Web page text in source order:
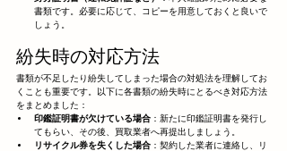
書類です。必要に応じて、コピーを用意しておくと良いで
しょう。
紛失時の対応方法
書類が不足したり紛失してしまった場合の対処法を理解してお
くことも重要です。以下に各書類の紛失時にとるべき対応方法
をまとめました：
印鑑証明書が欠けている場合 ：新たに印鑑証明書を発行し
てもらい、その後、買取業者へ再提出しましょう。
リサイクル券を失くした場合 ：契約した業者に連絡し、リ